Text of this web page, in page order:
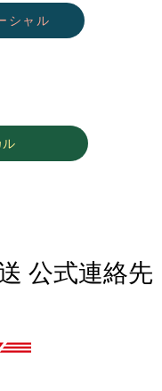
シャル
公式連絡先